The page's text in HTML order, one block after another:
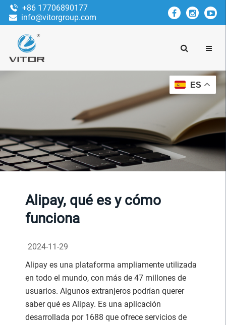
+86 17706890177
info@vitorgroup.com
Alipay, qué es y cómo
funciona
2024-11-29
Alipay es una plataforma ampliamente utilizada
en todo el mundo, con más de 47 millones de
usuarios. Algunos extranjeros podrían querer
saber qué es Alipay. Es una aplicación
desarrollada por 1688 que ofrece servicios de
ES